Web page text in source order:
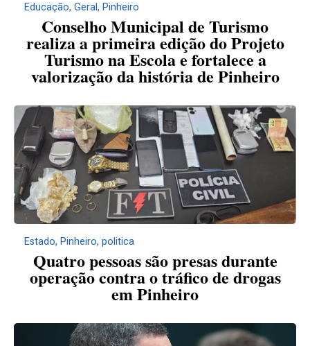
Educação, Geral, Pinheiro
Conselho Municipal de Turismo
realiza a primeira edição do Projeto
Turismo na Escola e fortalece a
valorização da história de Pinheiro
Estado, Pinheiro, politica
Quatro pessoas são presas durante
operação contra o tráfico de drogas
em Pinheiro